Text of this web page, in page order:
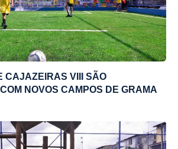
CAJAZEIRAS VIII SÃO
NOVOS CAMPOS DE GRAMA